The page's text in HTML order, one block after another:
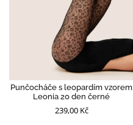
Punčocháče s leopardím vzorem
Leonia 20 den černé
239,00 Kč